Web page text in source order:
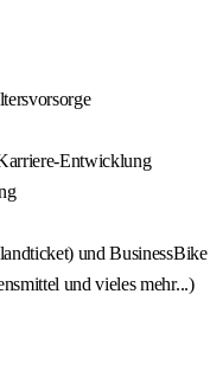
Entwicklung
und BusinessBike
und vieles mehr...)